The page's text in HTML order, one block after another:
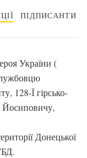
ПІДПИСАНТИ
України (
128-Ї гірсько-
Йосиповичу,
Донецької